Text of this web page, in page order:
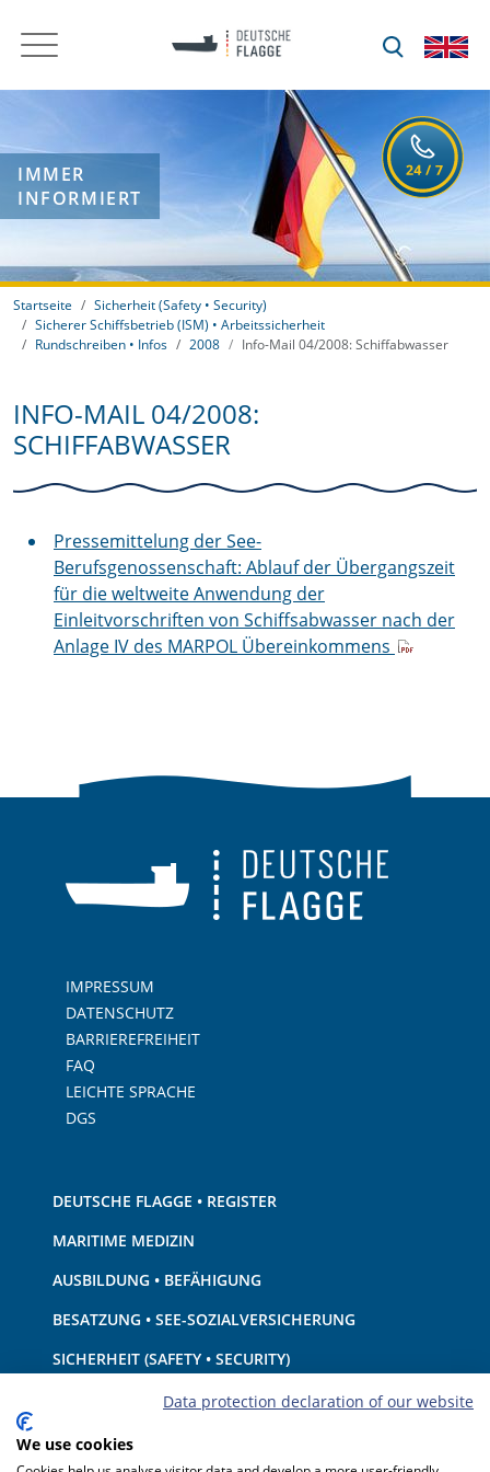
IMMER
INFORMIERT
Startseite
Sicherheit (Safety • Security)
Sicherer Schiffsbetrieb (ISM) • Arbeitssicherheit
Rundschreiben • Infos
2008 Info-Mail 04/2008: Schiffabwasser
INFO-MAIL 04/2008:
SCHIFFABWASSER
Pressemittelung der See-
Berufsgenossenschaft: Ablauf der Übergangszeit
für die weltweite Anwendung der
Einleitvorschriften von Schiffsabwasser nach der
Anlage IV des MARPOL Übereinkommens
IMPRESSUM
DATENSCHUTZ
BARRIEREFREIHEIT
FAQ
LEICHTE SPRACHE
DGS
DEUTSCHE FLAGGE • REGISTER
MARITIME MEDIZIN
AUSBILDUNG • BEFÄHIGUNG
BESATZUNG • SEE-SOZIALVERSICHERUNG
SICHERHEIT (SAFETY • SECURITY)
SCHIFF • AUSRÜSTUNG
UMWELTSCHUTZ • KLIMA
Data protection declaration of our website
We use cookies